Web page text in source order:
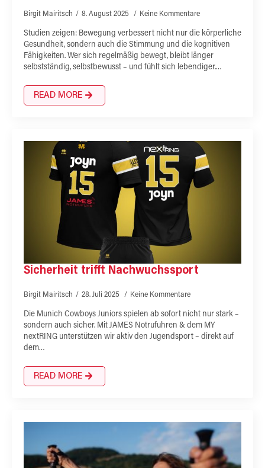
Birgit Mairitsch 8. August 2025 Keine Kommentare
Studien zeigen: Bewegung verbessert nicht nur die körperliche
Gesundheit, sondern auch die Stimmung und die kognitiven
Fähigkeiten. Wer sich regelmäßig bewegt, bleibt länger
selbstständig, selbstbewusst – und fühlt sich lebendiger.…
READ MORE
Sicherheit trifft Nachwuchssport
Birgit Mairitsch 28. Juli 2025 Keine Kommentare
Die Munich Cowboys Juniors spielen ab sofort nicht nur stark –
sondern auch sicher. Mit JAMES Notrufuhren & dem MY
nextRING unterstützen wir aktiv den Jugendsport – direkt auf
dem…
READ MORE